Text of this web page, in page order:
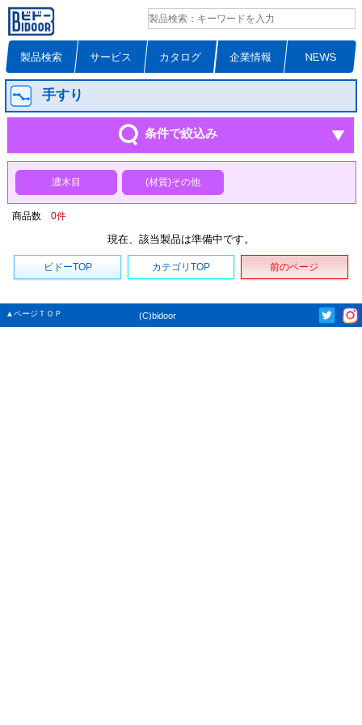
製品検索 サービス カタログ 企業情報 NEWS
手すり
条件で絞込み
濃木目 (材質)その他
商品数 0件
現在、該当製品は準備中です。
ビドーTOP カテゴリTOP 前のページ
▲ページＴＯＰ (C)bidoor